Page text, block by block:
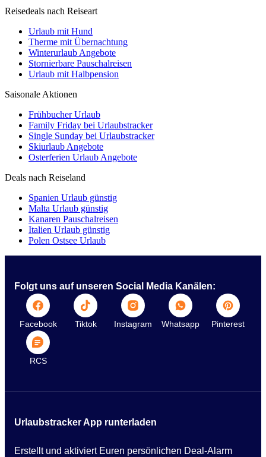
Reisedeals nach Reiseart
Urlaub mit Hund
Therme mit Übernachtung
Winterurlaub Angebote
Stornierbare Pauschalreisen
Urlaub mit Halbpension
Saisonale Aktionen
Frühbucher Urlaub
Family Friday bei Urlaubstracker
Single Sunday bei Urlaubstracker
Skiurlaub Angebote
Osterferien Urlaub Angebote
Deals nach Reiseland
Spanien Urlaub günstig
Malta Urlaub günstig
Kanaren Pauschalreisen
Italien Urlaub günstig
Polen Ostsee Urlaub